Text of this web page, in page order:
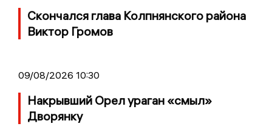
Скончался глава Колпнянского района
Виктор Громов
09/08/2026 10:30
Накрывший Орел ураган «смыл»
Дворянку